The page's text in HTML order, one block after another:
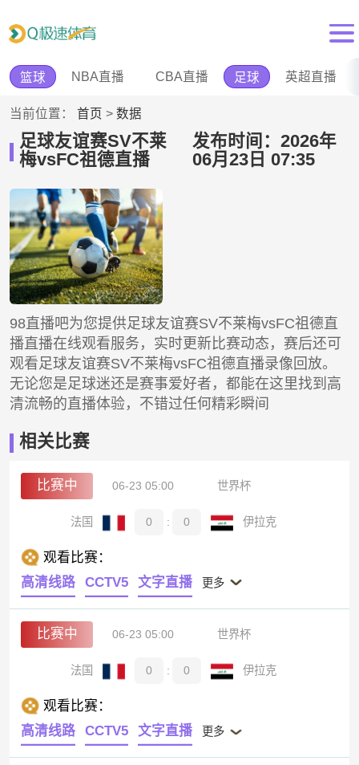
篮球 NBA直播 CBA直播 足球 英超直播
当前位置： 首页 > 数据
足球友谊赛SV不莱
梅vsFC祖德直播
发布时间：2026年
06月23日 07:35
98直播吧为您提供足球友谊赛SV不莱梅vsFC祖德直
播直播在线观看服务，实时更新比赛动态，赛后还可
观看足球友谊赛SV不莱梅vsFC祖德直播录像回放。
无论您是足球迷还是赛事爱好者，都能在这里找到高
清流畅的直播体验，不错过任何精彩瞬间
相关比赛
比赛中 06-23 05:00 世界杯
法国 0 : 0 伊拉克
观看比赛：
高清线路
CCTV5 文字直播 更多
比赛中 06-23 05:00 世界杯
法国 0 : 0 伊拉克
观看比赛：
高清线路
CCTV5 文字直播 更多